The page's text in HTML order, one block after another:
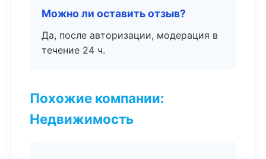
Можно ли оставить отзыв?
Да, после авторизации, модерация в
течение 24 ч.
Похожие компании:
Недвижимость